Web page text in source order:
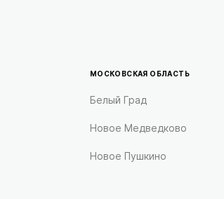
МОСКОВСКАЯ ОБЛАСТЬ
Белый Град
Новое Медведково
Новое Пушкино